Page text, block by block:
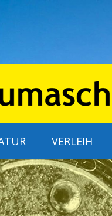
VERLEIH